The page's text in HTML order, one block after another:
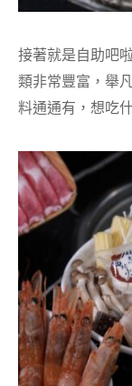
接著就是自助吧
類非常豐富，舉
料通通有，想吃